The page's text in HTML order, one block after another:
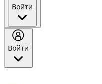
Войти
Войти